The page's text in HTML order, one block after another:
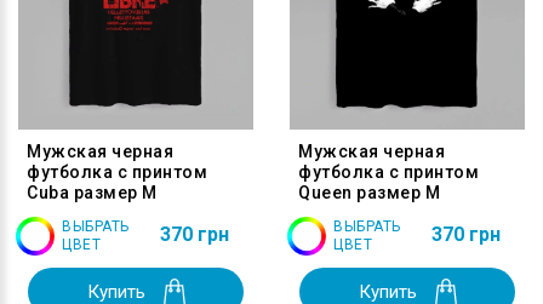
Мужская черная
футболка с принтом
Cuba размер M
ВЫБРАТЬ
ЦВЕТ
370 грн
Купить
Мужская черная
футболка с принтом
Queen размер M
ВЫБРАТЬ
ЦВЕТ
370 грн
Купить